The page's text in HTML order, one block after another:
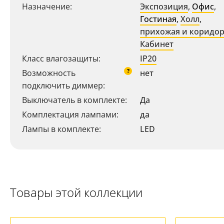
Ваш регион:Москва
+7 (800) 775-63-32
Назначение: Экспозиция, Офис,
Гостиная, Холл,
прихожая и коридор
Кабинет
Класс влагозащиты:
IP20
Возможность
подключить диммер:
? нет
Выключатель в комплекте:
Да
Комплектация лампами:
да
Лампы в комплекте:
LED
Товары этой коллекции